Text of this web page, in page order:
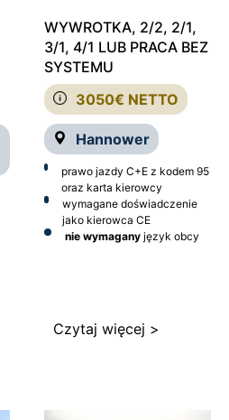
3050€ NETTO
Hannower
WYWROTKA, 2/2, 2/1,
3/1, 4/1 LUB PRACA BEZ
SYSTEMU
prawo jazdy C+E z kodem 95
oraz karta kierowcy
wymagane doświadczenie
jako kierowca CE
nie wymaganyjęzyk obcy
Czytaj więcej >